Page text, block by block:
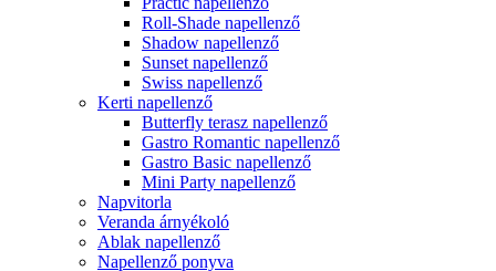
Roll-Shade napellenző
Shadow napellenző
Sunset napellenző
Swiss napellenző
Kerti napellenző
Butterfly terasz napellenző
Gastro Romantic napellenző
Gastro Basic napellenző
Mini Party napellenző
Napvitorla
Veranda árnyékoló
Ablak napellenző
Napellenző ponyva